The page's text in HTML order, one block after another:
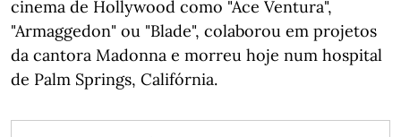
cinema de Hollywood como "Ace Ventura",
"Armaggedon" ou "Blade", colaborou em projetos
da cantora Madonna e morreu hoje num hospital
de Palm Springs, Califórnia.